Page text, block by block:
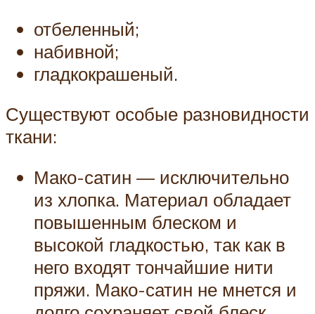
отбеленный;
набивной;
гладкокрашеный.
Существуют особые разновидности
ткани:
Мако-сатин — исключительно
из хлопка. Материал обладает
повышенным блеском и
высокой гладкостью, так как в
него входят тончайшие нити
пряжи. Мако-сатин не мнется и